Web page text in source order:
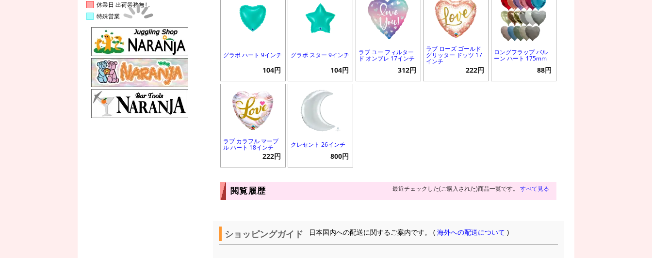
休業日 出荷業務無し
特殊営業
グラボ ハート 9インチ
104円
グラボ スター 9インチ
104円
ラブ ユー フィルター
ド オンブレ 17インチ
312円
ラブ ローズ ゴールド
グリッター ドッツ 17
インチ
222円
ロングフラップ バル
ーン ハート 175mm
88円
ラブ カラフル マーブ
ル ハート 18インチ
222円
クレセント 26インチ
800円
閲覧履歴 最近チェックした(ご購入された)商品一覧です。 すべて見る
ショッピングガイド 日本国内への配送に関するご案内です。 (海外への配送について )